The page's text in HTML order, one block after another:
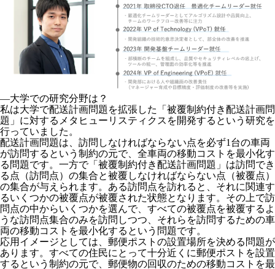
―大学での研究分野は？
私は大学で配送計画問題を拡張した「被覆制約付き配送計画問
題」に対するメタヒューリスティクスを開発するという研究を
行っていました。
配送計画問題は、訪問しなければならない点を必ず1台の車両
が訪問するという制約の元で、全車両の移動コストを最小化す
る問題です。一方で「被覆制約付き配送計画問題」は訪問でき
る点（訪問点）の集合と被覆しなければならない点（被覆点）
の集合が与えられます。ある訪問点を訪れると、それに関連す
るいくつかの被覆点が被覆された状態となります。その上で訪
問点の中からいくつかを選んで、すべての被覆点を被覆するよ
うな訪問点集合のみを訪問しつつ、それらを訪問するための車
両の移動コストを最小化するという問題です。
応用イメージとしては、郵便ポストの設置場所を決める問題が
あります。すべての住民にとって十分近くに郵便ポストを設置
するという制約の元で、郵便物の回収のための移動コストを最